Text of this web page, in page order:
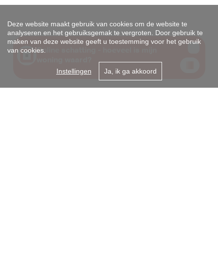
Deze website maakt gebruik van cookies om de website te
analyseren en het gebruiksgemak te vergroten. Door gebruik te
maken van deze website geeft u toestemming voor het gebruik
van cookies.
Instellingen Ja, ik ga akkoord